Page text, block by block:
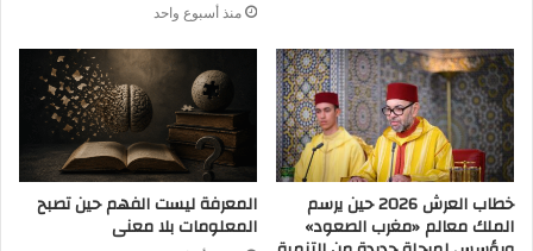
منذ أسبوع واحد
خطاب العرش 2026 حين يرسم
الملك معالم «مغرب الصعود»
المعرفة ليست الفهم حين تصبح
المعلومات بلا معنى